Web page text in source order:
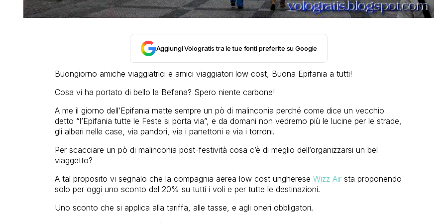
Aggiungi Vologratis tra le tue fonti preferite su Google
Buongiorno amiche viaggiatrici e amici viaggiatori low cost, Buona Epifania a tutti!
Cosa vi ha portato di bello la Befana? Spero niente carbone!
A me il giorno dell’Epifania mette sempre un pò di malinconia perché come dice un vecchio
detto “l’Epifania tutte le Feste si porta via”, e da domani non vedremo più le lucine per le strade,
gli alberi nelle case, via pandori, via i panettoni e via i torroni.
Per scacciare un pò di malinconia post-festività cosa c’è di meglio dell’organizzarsi un bel
viaggetto?
A tal proposito vi segnalo che la compagnia aerea low cost ungherese Wizz Airsta proponendo
solo per oggi uno sconto del 20% su tutti i voli e per tutte le destinazioni.
Uno sconto che si applica alla tariffa, alle tasse, e agli oneri obbligatori.